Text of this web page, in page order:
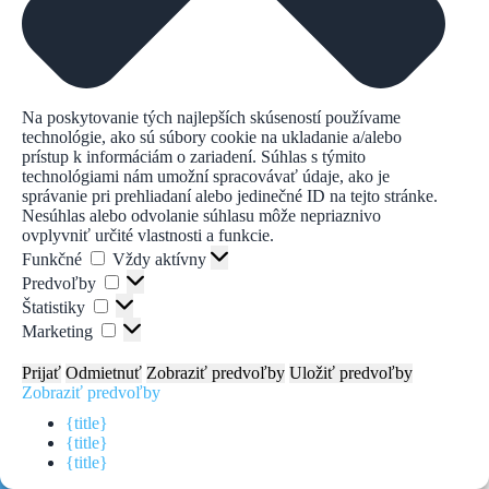
Fungujeme aj vďaka podpore našich partnerov
Podujatie
Žiadne
nadchádzajúce
podujatia.
Na poskytovanie tých najlepších skúseností používame
technológie, ako sú súbory cookie na ukladanie a/alebo
prístup k informáciám o zariadení. Súhlas s týmito
technológiami nám umožní spracovávať údaje, ako je
správanie pri prehliadaní alebo jedinečné ID na tejto stránke.
Nesúhlas alebo odvolanie súhlasu môže nepriaznivo
ovplyvniť určité vlastnosti a funkcie.
Funkčné
Funkčné
Vždy aktívny
Predvoľby
Predvoľby
Štatistiky
Štatistiky
Marketing
Marketing
Prijať Odmietnuť Zobraziť predvoľby Uložiť predvoľby
Zobraziť predvoľby
{title}
{title}
{title}